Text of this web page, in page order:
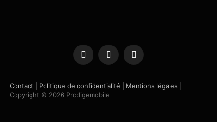
Facebook
X
(Twitter)
Instagram
Contact Politique de confidentialité Mentions légales
Copyright © 2026 Prodigemobile